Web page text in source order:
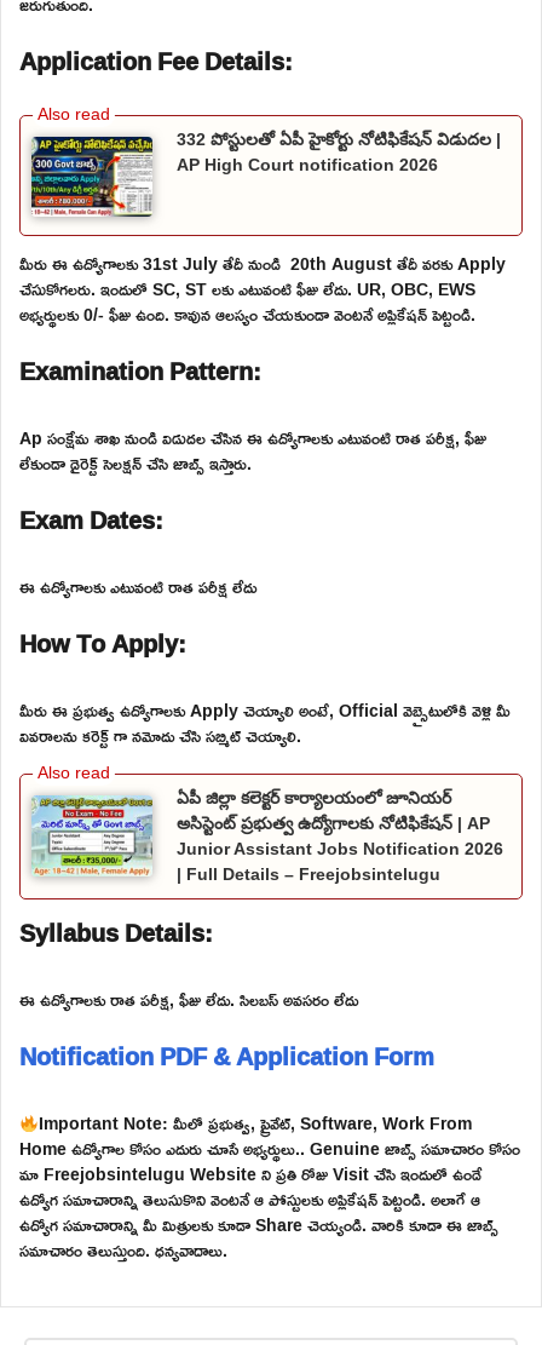
Application Fee Details:
332 పోస్టులతో ఏపీ హైకోర్టు నోటిఫికేషన్ విడుదల |
AP High Court notification 2026
మీరు ఈ ఉద్యోగాలకు 31st July తేదీ నుండి 20th August తేదీ వరకు Apply
చేసుకోగలరు. ఇందులో SC, ST లకు ఎటువంటి ఫీజు లేదు. UR, OBC, EWS
అభ్యర్థులకు 0/- ఫీజు ఉంది. కావున ఆలస్యం చేయకుండా వెంటనే అప్లికేషన్ పెట్టండి.
Examination Pattern:
Ap సంక్షేమ శాఖ నుండి విడుదల చేసిన ఈ ఉద్యోగాలకు ఎటువంటి రాత పరీక్ష, ఫీజు
లేకుండా డైరెక్ట్ సెలక్షన్ చేసి జాబ్స్ ఇస్తారు.
Exam Dates:
ఈ ఉద్యోగాలకు ఎటువంటి రాత పరీక్ష లేదు
How To Apply:
మీరు ఈ ప్రభుత్వ ఉద్యోగాలకు Apply చెయ్యాలి అంటే, Official వెబ్సైటులోకి వెళ్లి మీ
వివరాలను కరెక్ట్ గా నమోదు చేసి సబ్మిట్ చెయ్యాలి.
ఏపీ జిల్లా కలెక్టర్ కార్యాలయంలో జూనియర్
అసిస్టెంట్ ప్రభుత్వ ఉద్యోగాలకు నోటిఫికేషన్ | AP
Junior Assistant Jobs Notification 2026
| Full Details – Freejobsintelugu
Syllabus Details:
ఈ ఉద్యోగాలకు రాత పరీక్ష, ఫీజు లేదు. సిలబస్ అవసరం లేదు
Notification PDF & Application Form
Important Note: మీలో ప్రభుత్వ, ప్రైవేట్, Software, Work From
Home ఉద్యోగాల కోసం ఎదురు చూసే అభ్యర్థులు.. Genuine జాబ్స్ సమాచారం కోసం
మా Freejobsintelugu Website ని ప్రతి రోజు Visit చేసి ఇందులో ఉండే
ఉద్యోగ సమాచారాన్ని తెలుసుకొని వెంటనే ఆ పోస్టులకు అప్లికేషన్ పెట్టండి. అలాగే ఆ
ఉద్యోగ సమాచారాన్ని మీ మిత్రులకు కూడా Share చెయ్యండి. వారికి కూడా ఈ జాబ్స్
సమాచారం తెలుస్తుంది. ధన్యవాదాలు.